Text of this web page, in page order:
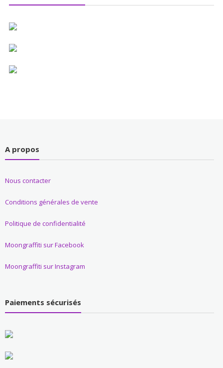
A propos
Nous contacter
Conditions générales de vente
Politique de confidentialité
Moongraffiti sur Facebook
Moongraffiti sur Instagram
Paiements sécurisés